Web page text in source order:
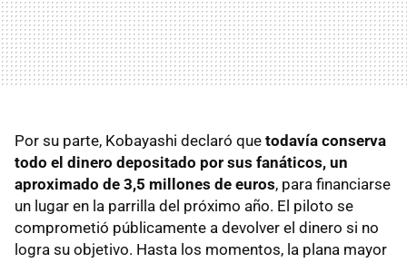
Por su parte, Kobayashi declaró que todavía conserva
todo el dinero depositado por sus fanáticos, un
aproximado de 3,5 millones de euros, para financiarse
un lugar en la parrilla del próximo año. El piloto se
comprometió públicamente a devolver el dinero si no
logra su objetivo. Hasta los momentos, la plana mayor